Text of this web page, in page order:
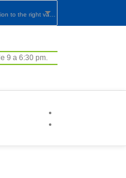
change the rate and this description to the right values
9 a 6:30 pm.